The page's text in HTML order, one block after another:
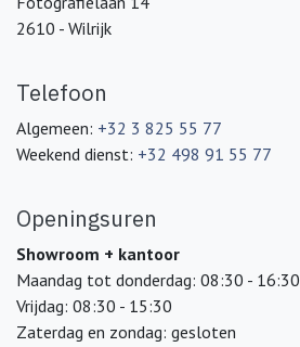
2610 - Wilrijk
Telefoon
Algemeen: +32 3 825 55 77
Weekend dienst: +32 498 91 55 77
Openingsuren
Showroom + kantoor
Maandag tot donderdag: 08:30 - 16:30
Vrijdag: 08:30 - 15:30
Zaterdag en zondag: gesloten